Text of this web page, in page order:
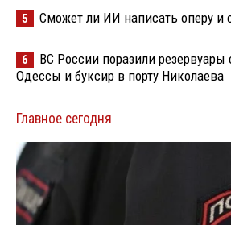
5 Сможет ли ИИ написать оперу и
6
ВС России поразили резервуары
Одессы и буксир в порту Николаева
Главное сегодня